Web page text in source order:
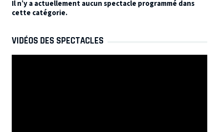
Il n’y a actuellement aucun spectacle programmé dans
cette catégorie.
VIDÉOS DES SPECTACLES